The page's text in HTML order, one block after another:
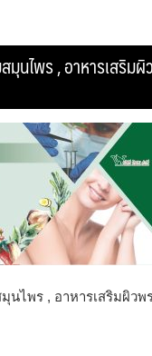
มุนไพร , อาหารเสริม
นไพร , อาหารเสริมผิวพ